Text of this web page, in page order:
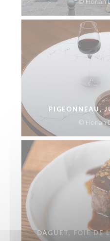
PIGEONNEAU,
© Florian
DAGUET, FOIE DE